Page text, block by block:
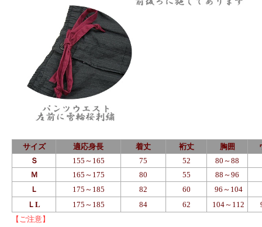
サイズ 適応身長 着丈 裄丈 胸囲
Ｓ
155～165 75 52
80～88
Ｍ
165～175 80 55
88～96
Ｌ
175～185 82 60
96～104
ＬL
175～185 84 62 104～112
【ご注意】